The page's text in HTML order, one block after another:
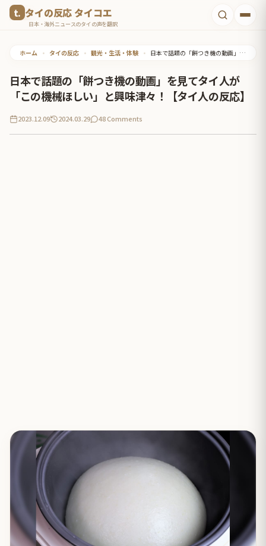
タイの反応 タイコエ
日本・海外ニュースのタイの声を翻訳
ホーム • タイの反応 • 観光・生活・体験 • 日本で話題の「餅つき機の動画」を見てタイ人が「この機械ほしい」と興味津々！【タイ人の反応】
日本で話題の「餅つき機の動画」を見てタイ人が
「この機械ほしい」と興味津々！【タイ人の反応】
2023.12.09 2024.03.29 48 Comments